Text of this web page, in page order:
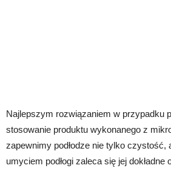
Najlepszym rozwiązaniem w przypadku
stosowanie produktu wykonanego z
zapewnimy podłodze nie tylko czystość,
umyciem podłogi zaleca się jej dokładne